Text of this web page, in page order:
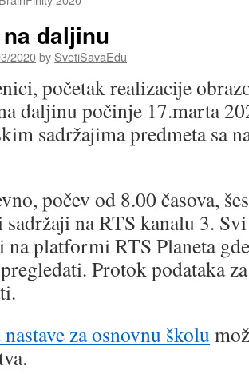
daljinu
2020by SvetiSavaEdu
početak realizacije
daljinu počinje 17.marta
sadržajima predmeta sa
počev od 8.00 časova,
sadržaji na RTS kanalu 3.
na platformi RTS Planeta
Protok podataka
za osnovnu školu